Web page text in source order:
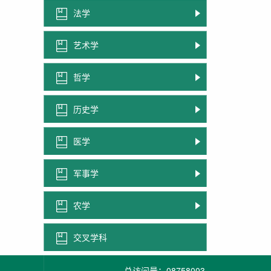
法学
艺术学
哲学
历史学
医学
军事学
农学
交叉学科